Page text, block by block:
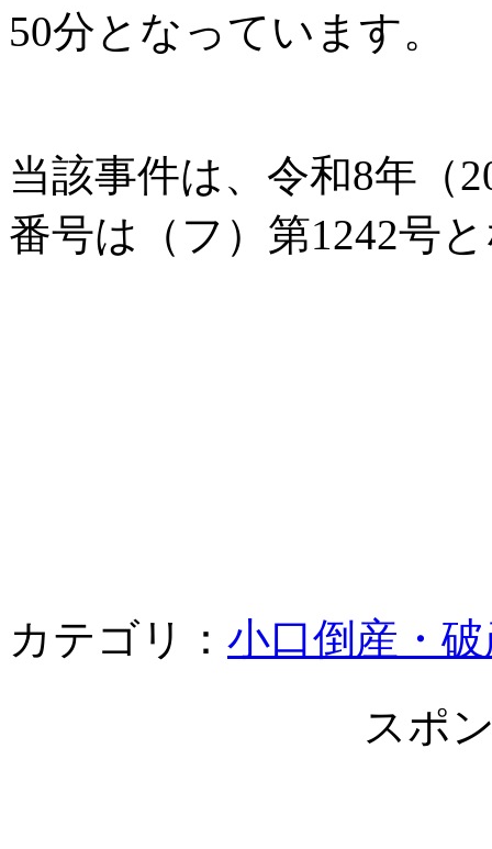
50分となっています。
当該事件は、令和8年（
番号は（フ）第1242号
カテゴリ： 小口倒産・
スポ